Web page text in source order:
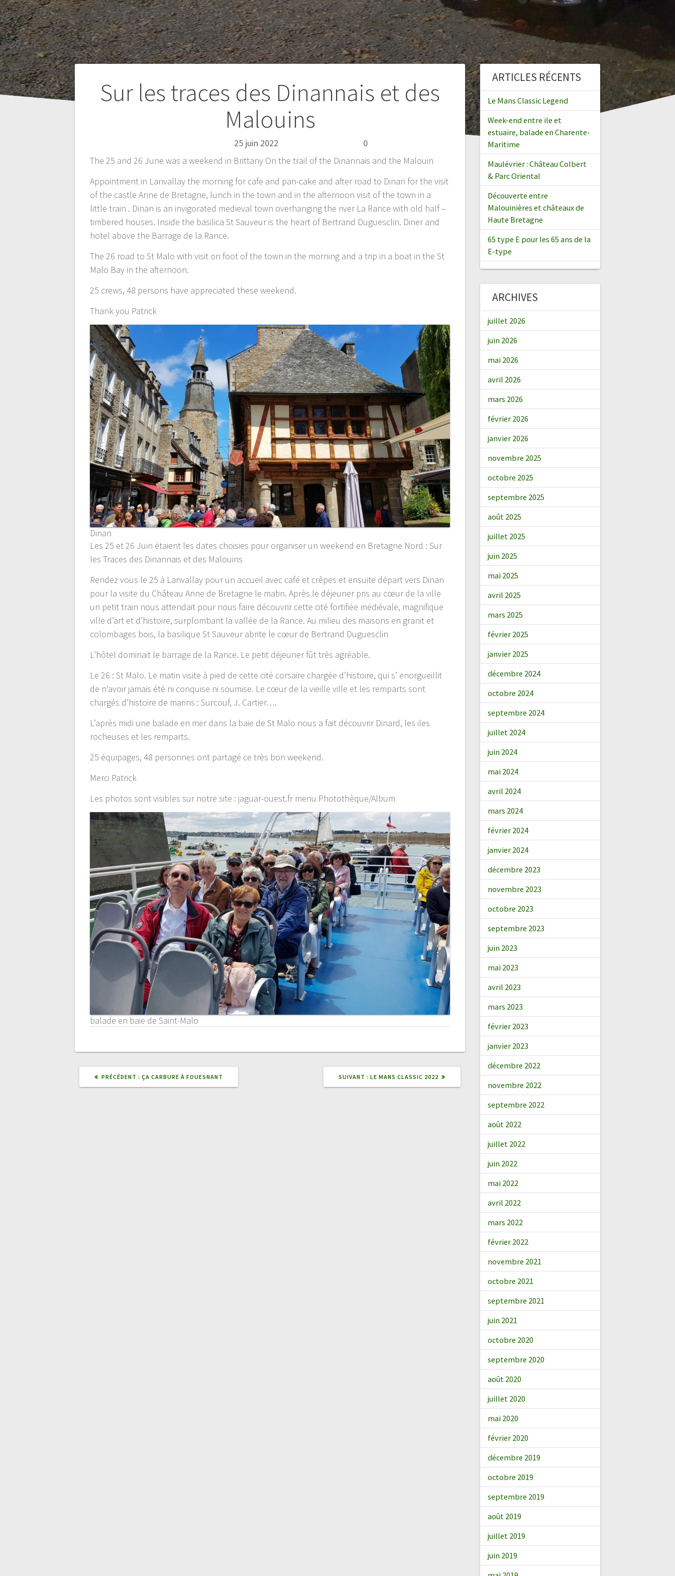
Sur les traces des Dinannais et des
Malouins
25 juin 2022
0
The 25 and 26 June was a weekend in Brittany On the trail of the Dinannais and the Malouin
Appointment in Lanvallay the morning for cafe and pan-cake and after road to Dinan for the visit
of the castle Anne de Bretagne, lunch in the town and in the afternoon visit of the town in a
little train . Dinan is an invigorated medieval town overhanging the river La Rance with old half –
timbered houses. Inside the basilica St Sauveur is the heart of Bertrand Duguesclin. Diner and
hotel above the Barrage de la Rance.
The 26 road to St Malo with visit on foot of the town in the morning and a trip in a boat in the St
Malo Bay in the afternoon.
25 crews, 48 persons have appreciated these weekend.
Thank you Patrick
Dinan
Les 25 et 26 Juin étaient les dates choisies pour organiser un weekend en Bretagne Nord : Sur
les Traces des Dinannais et des Malouins
Rendez vous le 25 à Lanvallay pour un accueil avec café et crêpes et ensuite départ vers Dinan
pour la visite du Château Anne de Bretagne le matin. Après le déjeuner pris au cœur de la ville
un petit train nous attendait pour nous faire découvrir cette cité fortifiée médiévale, magnifique
ville d’art et d’histoire, surplombant la vallée de la Rance. Au milieu des maisons en granit et
colombages bois, la basilique St Sauveur abrite le cœur de Bertrand Duguesclin
L’hôtel dominait le barrage de la Rance. Le petit déjeuner fût très agréable.
Le 26 : St Malo. Le matin visite à pied de cette cité corsaire chargée d’histoire, qui s’ enorgueillit
de n‘avoir jamais été ni conquise ni soumise. Le cœur de la vieille ville et les remparts sont
chargés d’histoire de marins : Surcouf, J. Cartier….
L’après midi une balade en mer dans la baie de St Malo nous a fait découvrir Dinard, les iles
rocheuses et les remparts.
25 équipages, 48 personnes ont partagé ce très bon weekend.
Merci Patrick
Les photos sont visibles sur notre site : jaguar-ouest.fr menu Photothèque/Album
balade en baie de Saint-Malo
Navigation
PRÉCÉDENT : ARTICLE
ÇA CARBURE À FOUESNANT SUIVANT : ARTICLE
LE MANS CLASSIC 2022
ARTICLES RÉCENTS
Le Mans Classic Legend
Week-end entre ile et
estuaire, balade en Charente-
Maritime
Maulévrier : Château Colbert
& Parc Oriental
Découverte entre
Malouinières et châteaux de
Haute Bretagne
65 type E pour les 65 ans de la
E-type
ARCHIVES
juillet 2026
juin 2026
mai 2026
avril 2026
mars 2026
février 2026
janvier 2026
novembre 2025
octobre 2025
septembre 2025
août 2025
juillet 2025
juin 2025
mai 2025
avril 2025
mars 2025
février 2025
janvier 2025
décembre 2024
octobre 2024
septembre 2024
juillet 2024
juin 2024
mai 2024
avril 2024
mars 2024
février 2024
janvier 2024
décembre 2023
novembre 2023
octobre 2023
septembre 2023
juin 2023
mai 2023
avril 2023
mars 2023
février 2023
janvier 2023
décembre 2022
novembre 2022
septembre 2022
août 2022
juillet 2022
juin 2022
mai 2022
avril 2022
mars 2022
février 2022
novembre 2021
octobre 2021
septembre 2021
juin 2021
octobre 2020
septembre 2020
août 2020
juillet 2020
mai 2020
février 2020
décembre 2019
octobre 2019
septembre 2019
août 2019
juillet 2019
juin 2019